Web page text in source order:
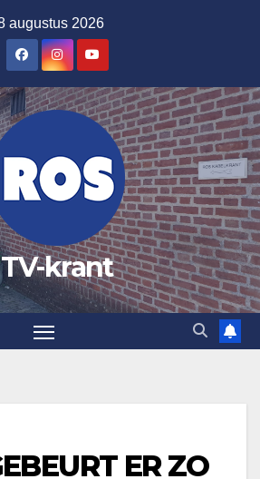
augustus 2026
TV-krant
ER ZO